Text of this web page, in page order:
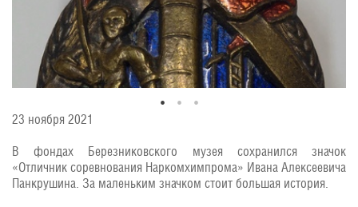
23 ноября 2021
В фондах Березниковского музея сохранился значок
«Отличник соревнования Наркомхимпрома» Ивана Алексеевича
Панкрушина. За маленьким значком стоит большая история.